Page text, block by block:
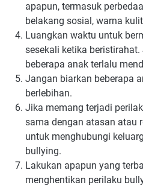
apapun, termasuk
belakang sosial, warna
Luangkan waktu untuk
sesekali ketika
beberapa anak terlalu
Jangan biarkan beberapa
berlebihan.
Jika memang terjadi
sama dengan atasan atau
untuk menghubungi
bullying.
Lakukan apapun yang
menghentikan perilaku